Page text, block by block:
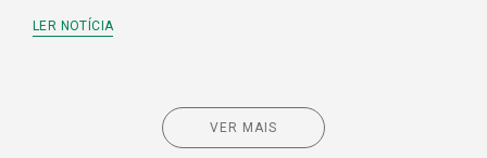
LER NOTÍCIA
VER MAIS